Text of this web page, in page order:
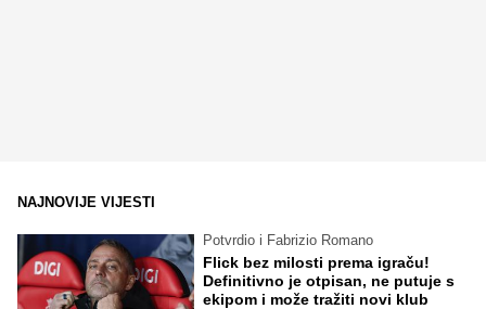
NAJNOVIJE VIJESTI
Potvrdio i Fabrizio Romano
Flick bez milosti prema igraču!
Definitivno je otpisan, ne putuje s
ekipom i može tražiti novi klub